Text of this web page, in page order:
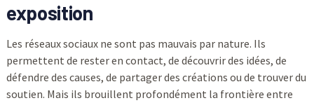
exposition
Les réseaux sociaux ne sont pas mauvais par nature. Ils
permettent de rester en contact, de découvrir des idées, de
défendre des causes, de partager des créations ou de trouver du
soutien. Mais ils brouillent profondément la frontière entre